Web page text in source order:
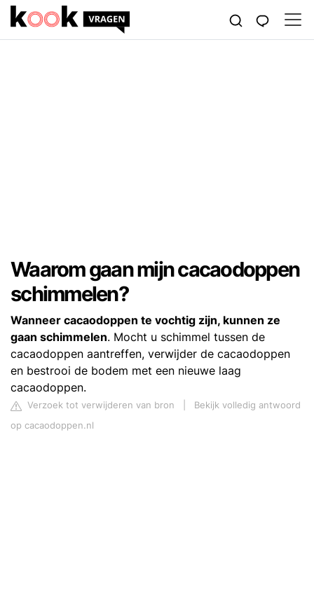
Waarom gaan mijn cacaodoppen
schimmelen?
Wanneer cacaodoppen te vochtig zijn, kunnen ze
gaan schimmelen. Mocht u schimmel tussen de
cacaodoppen aantreffen, verwijder de cacaodoppen
en bestrooi de bodem met een nieuwe laag
cacaodoppen.
Verzoek tot verwijderen van bron
Bekijk volledig antwoord
op cacaodoppen.nl